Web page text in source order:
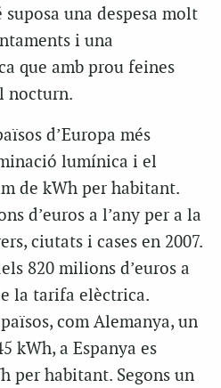
una despesa molt
i una
que amb prou feines
nocturn.
d’Europa més
lumínica i el
de kWh per habitant.
d’euros a l’any per a la
ciutats i cases en 2007.
820 milions d’euros a
la tarifa elèctrica.
com Alemanya, un
kWh, a Espanya es
per habitant. Segons un